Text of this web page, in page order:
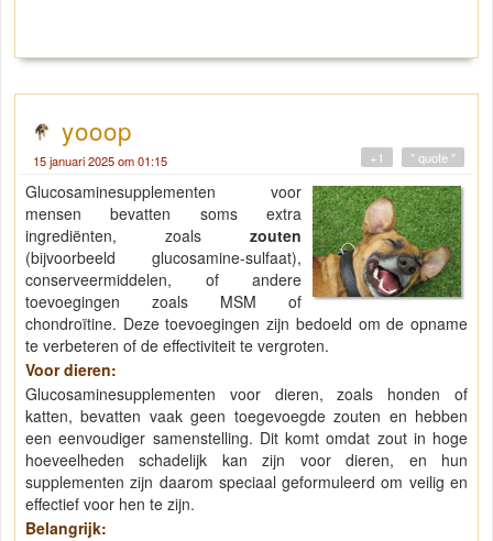
yooop
15 januari 2025 om 01:15 " quote "
+1
Glucosaminesupplementen voor
mensen bevatten soms extra
ingrediënten, zoalszouten
(bijvoorbeeld glucosamine-sulfaat),
conserveermiddelen, of andere
toevoegingen zoals MSM of
chondroïtine. Deze toevoegingen zijn bedoeld om de opname
te verbeteren of de effectiviteit te vergroten.
Voor dieren:
Glucosaminesupplementen voor dieren, zoals honden of
katten, bevatten vaak geen toegevoegde zouten en hebben
een eenvoudiger samenstelling. Dit komt omdat zout in hoge
hoeveelheden schadelijk kan zijn voor dieren, en hun
supplementen zijn daarom speciaal geformuleerd om veilig en
effectief voor hen te zijn.
Belangrijk: